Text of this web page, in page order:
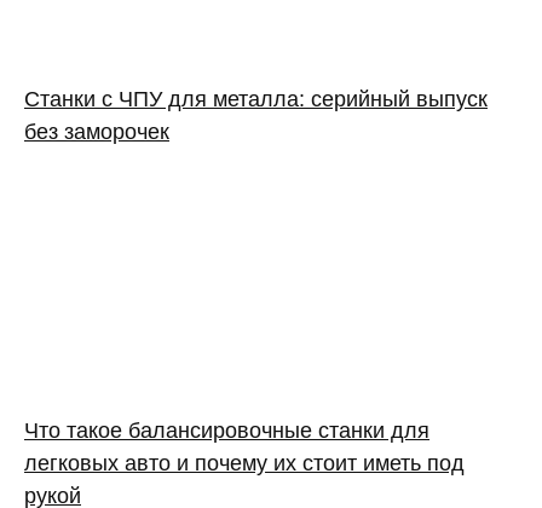
Станки с ЧПУ для металла: серийный выпуск
без заморочек
Что такое балансировочные станки для
легковых авто и почему их стоит иметь под
рукой